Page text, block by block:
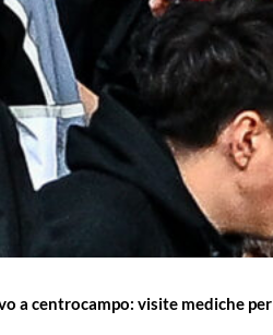
a centrocampo: visite mediche per